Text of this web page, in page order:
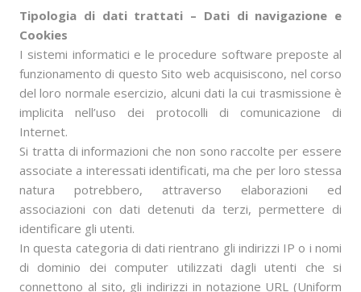
Tipologia di dati trattati – Dati di navigazione e
Cookies
I sistemi informatici e le procedure software preposte al
funzionamento di questo Sito web acquisiscono, nel corso
del loro normale esercizio, alcuni dati la cui trasmissione è
implicita nell’uso dei protocolli di comunicazione di
Internet.
Si tratta di informazioni che non sono raccolte per essere
associate a interessati identificati, ma che per loro stessa
natura potrebbero, attraverso elaborazioni ed
associazioni con dati detenuti da terzi, permettere di
identificare gli utenti.
In questa categoria di dati rientrano gli indirizzi IP o i nomi
di dominio dei computer utilizzati dagli utenti che si
connettono al sito, gli indirizzi in notazione URL (Uniform